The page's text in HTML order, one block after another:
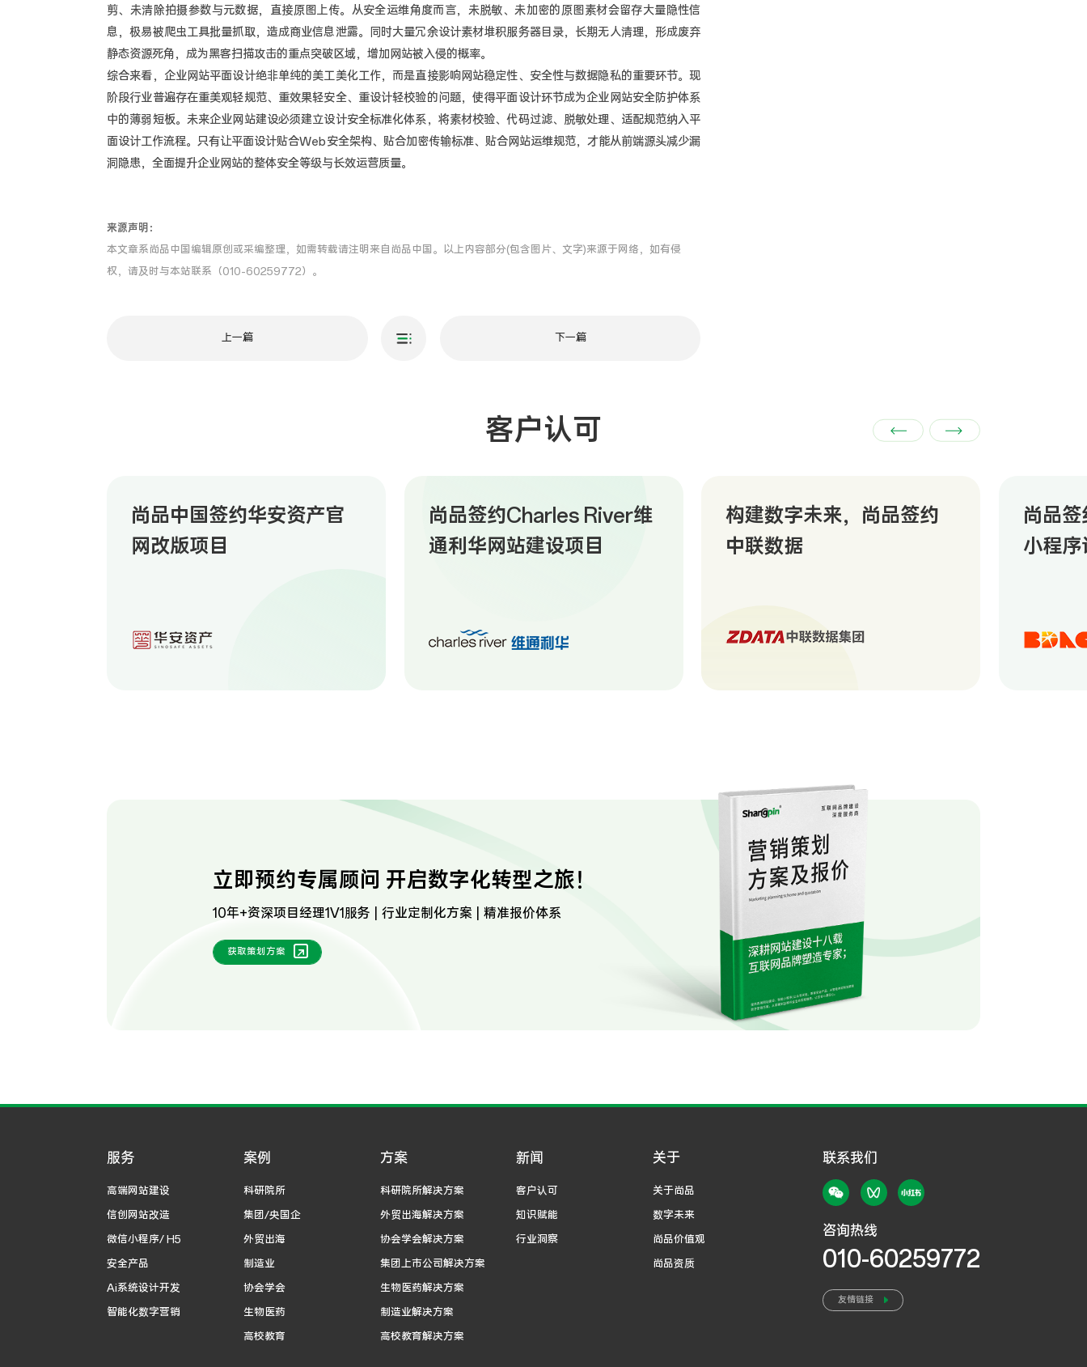
剪、未清除拍摄参数与元数据，直接原图上传。从安全运维角度而言，未脱敏、未加密的原图素材会留存大量隐性信
息，极易被爬虫工具批量抓取，造成商业信息泄露。同时大量冗余设计素材堆积服务器目录，长期无人清理，形成废弃
静态资源死角，成为黑客扫描攻击的重点突破区域，增加网站被入侵的概率。
综合来看，企业网站平面设计绝非单纯的美工美化工作，而是直接影响网站稳定性、安全性与数据隐私的重要环节。现
阶段行业普遍存在重美观轻规范、重效果轻安全、重设计轻校验的问题，使得平面设计环节成为企业网站安全防护体系
中的薄弱短板。未来企业网站建设必须建立设计安全标准化体系，将素材校验、代码过滤、脱敏处理、适配规范纳入平
面设计工作流程。只有让平面设计贴合Web安全架构、贴合加密传输标准、贴合网站运维规范，才能从前端源头减少漏
洞隐患，全面提升企业网站的整体安全等级与长效运营质量。
来源声明：
本文章系尚品中国编辑原创或采编整理，如需转载请注明来自尚品中国。以上内容部分(包含图片、文字)来源于网络，如有侵
权，请及时与本站联系（010-60259772）。
上一篇 下一篇
客户认可
尚品中国签约华安资产官
网改版项目
尚品签约Charles River维
通利华网站建设项目
构建数字未来，尚品签约
中联数据
尚品
小程
立即预约专属顾问 开启数字化转型之旅！
10年+资深项目经理1V1服务 | 行业定制化方案 | 精准报价体系
获取策划方案
服务
高端网站建设
信创网站改造
微信小程序/ H5
安全产品
Ai系统设计开发
智能化数字营销
案例
科研院所
集团/央国企
外贸出海
制造业
协会学会
生物医药
高校教育
方案
科研院所解决方案
外贸出海解决方案
协会学会解决方案
集团上市公司解决方案
生物医药解决方案
制造业解决方案
高校教育解决方案
新闻
客户认可
知识赋能
行业洞察
关于
关于尚品
数字未来
尚品价值观
尚品资质
联系我们
咨询热线
010-60259772
友情链接